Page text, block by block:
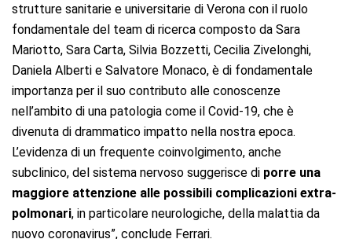
strutture sanitarie e universitarie di Verona con il ruolo
fondamentale del team di ricerca composto da Sara
Mariotto, Sara Carta, Silvia Bozzetti, Cecilia Zivelonghi,
Daniela Alberti e Salvatore Monaco, è di fondamentale
importanza per il suo contributo alle conoscenze
nell’ambito di una patologia come il Covid-19, che è
divenuta di drammatico impatto nella nostra epoca.
L’evidenza di un frequente coinvolgimento, anche
subclinico, del sistema nervoso suggerisce di porre una
maggiore attenzione alle possibili complicazioni extra-
polmonari, in particolare neurologiche, della malattia da
nuovo coronavirus”, conclude Ferrari.